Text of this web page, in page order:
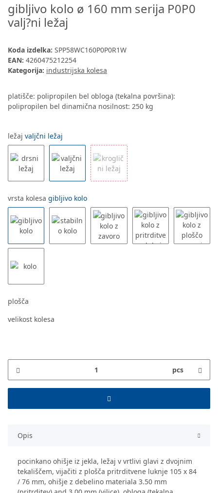
gibljivo kolo ø 160 mm serija P0P0
valj?ni ležaj
Koda izdelka: SPP58WC160P0P0R1W
EAN: 4260475212254
Kategorija: industrijska kolesa
platišče: polipropilen bel obloga (tekalna površina):
polipropilen bel dinamična nosilnost: 250 kg
ležaj valjčni ležaj
vrsta kolesa gibljivo kolo
plošča
velikost kolesa
pcs
Opis
pocinkano ohišje iz jekla, ležaj v vrtlivi glavi z dvojnim
tekališčem, vijačiti z plošča pritrditvene luknje 105 x 84
/ 76 mm, ohišje z debelino materiala 3.50 mm